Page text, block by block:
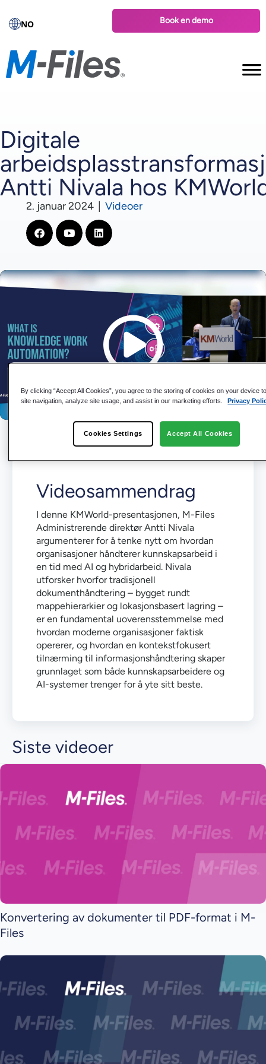
NO Book en demo
Digitale
Antti Nivala hos
2. januar 2024 Videoer
Videosammendrag
I denne KMWorld-presentasjonen, M-Files
Administrerende direktør Antti Nivala
argumenterer for å tenke nytt om hvordan
organisasjoner håndterer kunnskapsarbeid i
en tid med AI og hybridarbeid. Nivala
utforsker hvorfor tradisjonell
dokumenthåndtering – bygget rundt
mappehierarkier og lokasjonsbasert lagring –
er en fundamental uoverensstemmelse med
hvordan moderne organisasjoner faktisk
opererer, og hvordan en kontekstfokusert
tilnærming til informasjonshåndtering skaper
grunnlaget som både kunnskapsarbeidere og
AI-systemer trenger for å yte sitt beste.
Siste videoer
Konvertering av dokumenter til PDF-format i M-
Files
By clicking “Accept All Cookies”, you agree to the storing of cookies on your device
site navigation, analyze site usage, and assist in our marketing efforts.
Privacy
Cookies Settings Accept All Cookies